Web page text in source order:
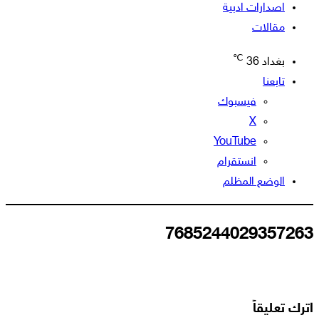
اصدارات ادبية
مقالات
بغداد 36
℃
تابعنا
فيسبوك
‫X
‫YouTube
انستقرام
الوضع المظلم
7685244029357263
اترك تعليقاً